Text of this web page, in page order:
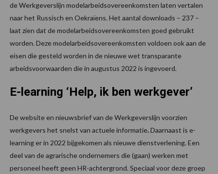
de Werkgeverslijn modelarbeidsovereenkomsten laten vertalen
naar het Russisch en Oekraïens. Het aantal downloads – 237 –
laat zien dat de modelarbeidsovereenkomsten goed gebruikt
worden. Deze modelarbeidsovereenkomsten voldoen ook aan de
eisen die gesteld worden in de nieuwe wet transparante
arbeidsvoorwaarden die in augustus 2022 is ingevoerd.
E-learning ‘Help, ik ben werkgever’
De website en nieuwsbrief van de Werkgeverslijn voorzien
werkgevers het snelst van actuele informatie.Daarnaast is e-
learning er in 2022 bijgekomen als nieuwe dienstverlening. Een
deel van de agrarische ondernemers die (gaan) werken met
personeel heeft geen HR-achtergrond. Speciaal voor deze groep